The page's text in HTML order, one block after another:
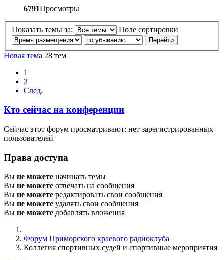
6791Просмотры
Показать темы за: Поле сортировки
Новая тема 28 тем
1
2
След.
Кто сейчас на конференции
Сейчас этот форум просматривают: нет зарегистрированных
пользователей
Права доступа
Вы не можете начинать темы
Вы не можете отвечать на сообщения
Вы не можете редактировать свои сообщения
Вы не можете удалять свои сообщения
Вы не можете добавлять вложения
Форум Приморского краевого радиоклуба
Коллегия спортивных судей и спортивные мероприятия